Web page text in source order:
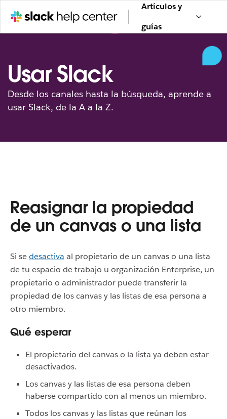
Artículos y
guías
Usar Slack
Desde los canales hasta la búsqueda, aprende a
usar Slack, de la A a la Z.
Reasignar la propiedad
de un canvas o una lista
Si sedesactiva al propietario de un canvas o una lista
de tu espacio de trabajo u organización Enterprise, un
propietario o administrador puede transferir la
propiedad de los canvas y las listas de esa persona a
otro miembro.
Qué esperar
El propietario del canvas o la lista ya deben estar
desactivados.
Los canvas y las listas de esa persona deben
haberse compartido con al menos un miembro.
Todos los canvas y las listas que reúnan los